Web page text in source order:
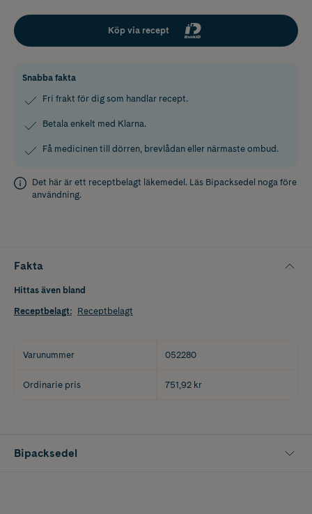
Köp via recept
Snabba fakta
Fri frakt för dig som handlar recept.
Betala enkelt med Klarna.
Få medicinen till dörren, brevlådan eller närmaste ombud.
Det här är ett receptbelagt läkemedel. Läs Bipacksedel noga före
användning.
Fakta
Hittas även bland
Receptbelagt: Receptbelagt
Varunummer 052280
Ordinarie pris 751,92 kr
Bipacksedel